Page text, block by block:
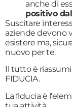
anche di
positivo
Suscitare
aziende devono
esistere ma,
nuovo per te.
Il tutto è
FIDUCIA.
La fiducia è